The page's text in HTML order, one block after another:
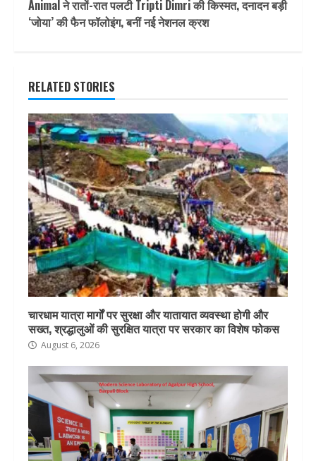
Animal ने रातों-रात पलटी Tripti Dimri की किस्मत, दनादन बड़ी
‘जोया’ की फैन फॉलोइंग, बनीं नई नेशनल क्रश
RELATED STORIES
चारधाम यात्रा मार्गों पर सुरक्षा और यातायात व्यवस्था होगी और
सख्त, श्रद्धालुओं की सुरक्षित यात्रा पर सरकार का विशेष फोकस
August 6, 2026